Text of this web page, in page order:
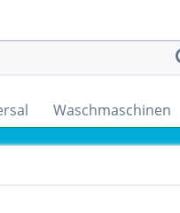
Waschmaschinen